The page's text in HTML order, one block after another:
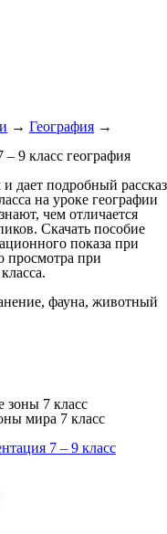
→ География →
9 класс география
дает подробный рассказ
на уроке географии
чем отличается
Скачать пособие
показа при
просмотра при
фауна, животный
7 – 9 класс